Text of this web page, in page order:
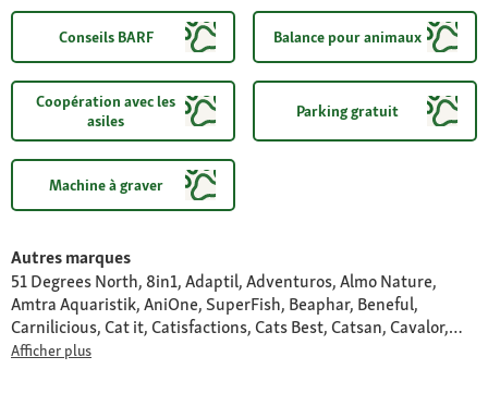
Conseils BARF Balance pour animaux
Coopération avec les
asiles
Parking gratuit
Machine à graver
Autres marques
51 Degrees North, 8in1, Adaptil, Adventuros, Almo Nature,
Amtra Aquaristik, AniOne, SuperFish, Beaphar, Beneful,
Carnilicious, Cat it, Catisfactions, Cats Best, Catsan, Cavalor,
Cesar, Chewies, Chuck it, Country’s Best, Curly, Delcon,
Afficher plus